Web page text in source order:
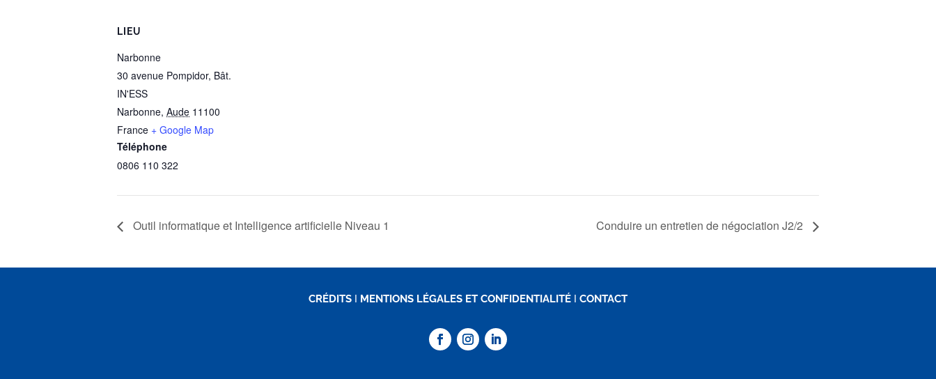
LIEU
Narbonne
30 avenue Pompidor, Bât.
IN'ESS
Narbonne, Aude 11100
France + Google Map
Téléphone
0806 110 322
Outil informatique et Intelligence artificielle Niveau 1 Conduire un entretien de négociation J2/2
CRÉDITS I MENTIONS LÉGALES ET CONFIDENTIALITÉ I CONTACT